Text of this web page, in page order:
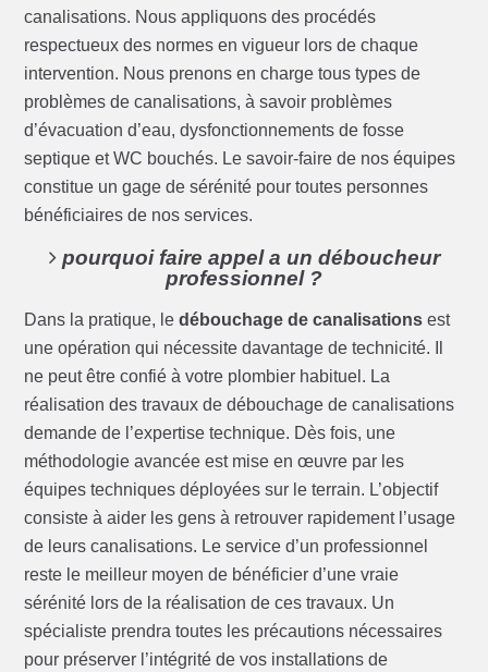
canalisations. Nous appliquons des procédés
respectueux des normes en vigueur lors de chaque
intervention. Nous prenons en charge tous types de
problèmes de canalisations, à savoir problèmes
d’évacuation d’eau, dysfonctionnements de fosse
septique et WC bouchés. Le savoir-faire de nos équipes
constitue un gage de sérénité pour toutes personnes
bénéficiaires de nos services.
pourquoi faire appel a un déboucheur
professionnel ?
Dans la pratique, ledébouchage de canalisations est
une opération qui nécessite davantage de technicité. Il
ne peut être confié à votre plombier habituel. La
réalisation des travaux de débouchage de canalisations
demande de l’expertise technique. Dès fois, une
méthodologie avancée est mise en œuvre par les
équipes techniques déployées sur le terrain. L’objectif
consiste à aider les gens à retrouver rapidement l’usage
de leurs canalisations. Le service d’un professionnel
reste le meilleur moyen de bénéficier d’une vraie
sérénité lors de la réalisation de ces travaux. Un
spécialiste prendra toutes les précautions nécessaires
pour préserver l’intégrité de vos installations de